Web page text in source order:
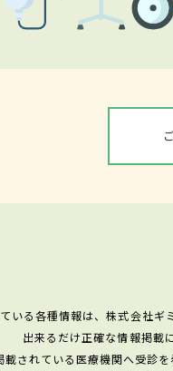
いる各種情報は、株式会社ギ
出来るだけ正確な情報掲載
載されている医療機関へ受診